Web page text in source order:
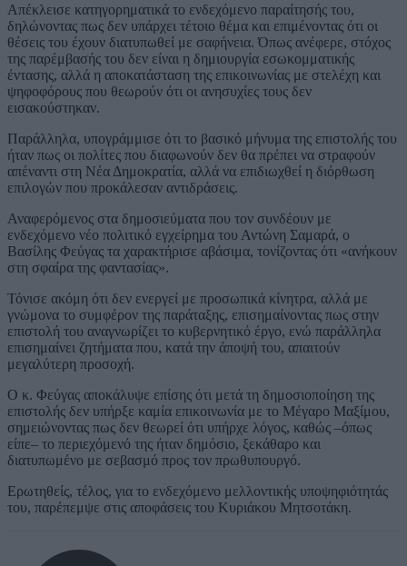
Απέκλεισε κατηγορηματικά το ενδεχόμενο παραίτησής του,
δηλώνοντας πως δεν υπάρχει τέτοιο θέμα και επιμένοντας ότι οι
θέσεις του έχουν διατυπωθεί με σαφήνεια. Όπως ανέφερε, στόχος
της παρέμβασής του δεν είναι η δημιουργία εσωκομματικής
έντασης, αλλά η αποκατάσταση της επικοινωνίας με στελέχη και
ψηφοφόρους που θεωρούν ότι οι ανησυχίες τους δεν
εισακούστηκαν.
Παράλληλα, υπογράμμισε ότι το βασικό μήνυμα της επιστολής του
ήταν πως οι πολίτες που διαφωνούν δεν θα πρέπει να στραφούν
απέναντι στη Νέα Δημοκρατία, αλλά να επιδιωχθεί η διόρθωση
επιλογών που προκάλεσαν αντιδράσεις.
Αναφερόμενος στα δημοσιεύματα που τον συνδέουν με
ενδεχόμενο νέο πολιτικό εγχείρημα του Αντώνη Σαμαρά, ο
Βασίλης Φεύγας τα χαρακτήρισε αβάσιμα, τονίζοντας ότι «ανήκουν
στη σφαίρα της φαντασίας».
Τόνισε ακόμη ότι δεν ενεργεί με προσωπικά κίνητρα, αλλά με
γνώμονα το συμφέρον της παράταξης, επισημαίνοντας πως στην
επιστολή του αναγνωρίζει το κυβερνητικό έργο, ενώ παράλληλα
επισημαίνει ζητήματα που, κατά την άποψή του, απαιτούν
μεγαλύτερη προσοχή.
Ο κ. Φεύγας αποκάλυψε επίσης ότι μετά τη δημοσιοποίηση της
επιστολής δεν υπήρξε καμία επικοινωνία με το Μέγαρο Μαξίμου,
σημειώνοντας πως δεν θεωρεί ότι υπήρχε λόγος, καθώς –όπως
είπε– το περιεχόμενό της ήταν δημόσιο, ξεκάθαρο και
διατυπωμένο με σεβασμό προς τον πρωθυπουργό.
Ερωτηθείς, τέλος, για το ενδεχόμενο μελλοντικής υποψηφιότητάς
του, παρέπεμψε στις αποφάσεις του Κυριάκου Μητσοτάκη.